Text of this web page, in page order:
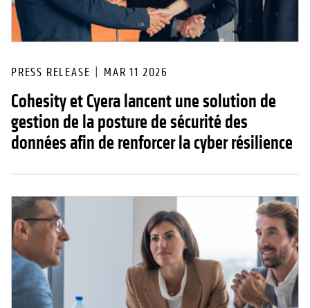
PRESS RELEASE MAR 11 2026
Cohesity et Cyera lancent une solution de
gestion de la posture de sécurité des
données afin de renforcer la cyber résilience